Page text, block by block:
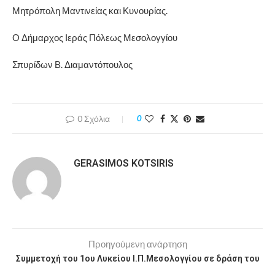
Μητρόπολη Μαντινείας και Κυνουρίας.
Ο Δήμαρχος Ιεράς Πόλεως Μεσολογγίου
Σπυρίδων Β. Διαμαντόπουλος
0 Σχόλια 0
GERASIMOS KOTSIRIS
Προηγούμενη ανάρτηση
Συμμετοχή του 1ου Λυκείου Ι.Π.Μεσολογγίου σε δράση του